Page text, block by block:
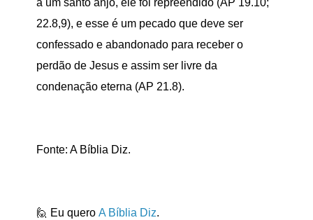
a um santo anjo, ele foi repreendido (AP 19.10;
22.8,9), e esse é um pecado que deve ser
confessado e abandonado para receber o
perdão de Jesus e assim ser livre da
condenação eterna (AP 21.8).
Fonte: A Bíblia Diz.
🙋 Eu quero A Bíblia Diz.